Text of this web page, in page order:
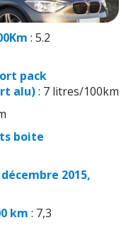
: 5.2
pack
alu): 7 litres/100km
boite
2015,
km : 7,3